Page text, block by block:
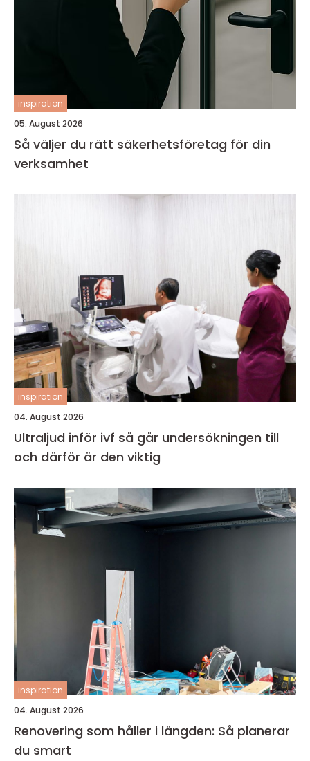
inspiration
05. August 2026
Så väljer du rätt säkerhetsföretag för din
verksamhet
inspiration
04. August 2026
Ultraljud inför ivf så går undersökningen till
och därför är den viktig
inspiration
04. August 2026
Renovering som håller i längden: Så planerar
du smart